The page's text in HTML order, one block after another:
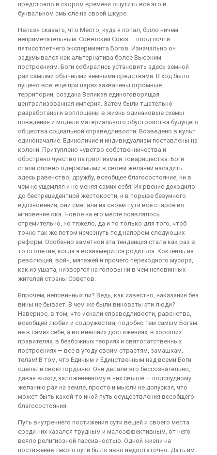
предстояло в скором времени ощутить все это в
буквальном смысле на своей шкуре.
Нельзя сказать, что Место, куда я попал, было ничем
непримечательным. Советский Союз — плод почти
пятисотлетнего эксперимента Богов. Изначально он
задумывался как альтернатива более Высоким
построениям. Боги собирались установить здесь земной
рай самыми обычными земными средствами. В ход было
пущено все: еще при царях захвачены огромные
территории, создана Великая единоговорящая
централизованная империя. Затем были тщательно
разработаны и воплощены в жизнь одинаковые схемы
поведения и модели материального обустройства будущего
общества социальной справедливости. Возведено в культ
единоначалие. Единоличие и индивидуализм поставлены на
колени. Притуплено чувство собственничества и
обострено чувство патриотизма и товарищества. Боги
стали словно одержимыми в своем желании насадить
здесь равенство, дружбу, всеобщее благосостояние, ни в
чем не ущемляя и не меняя самих себя! Их рвение доходило
до беспрецедентной жестокости, и в порыве безумного
вдохновения, они сметали на своем пути все старое во
мгновение ока. Новое на его месте появлялось
стремительно, но тяжело, да и то только для того, чтоб
точно так же потом исчезнуть под напором следующих
реформ. Особенно заметной эта тенденция стала как раз в
то столетие, когда я вознамерился родиться. Коктейль из
революций, войн, мятежей и прочего переходного мусора,
как из ушата, низвергся на головы ни в чем неповинных
жителей страны Советов.
Впрочем, неповинных ли? Ведь, как известно, наказания без
вины не бывает. В чем же были виноваты эти люди?
Наверное, в том, что искали справедливости, равенства,
всеобщей любви и содружества, подобно тем самым Богам:
не в самих себе, а во внешних достижениях, в хороших
правителях, в безбожных теориях и святотатственных
построениях — все в угоду своим страстям, замашкам,
телам! В том, что Единым и Единственным над всеми Боги
сделали свою гордыню. Они делали это бессознательно,
давая выход заложененному в них свыше — подспудному
желанию рая на земле, просто и мысли не допуская, что
может быть какой-то иной путь осуществления всеобщего
благосостояния.
Путь внутреннего постижения сути вещей и своего места
среди них казался трудным и малоэффективным, от него
веяло религиозной пассивностью. Одной жизни на
постижение такого пути было явно недостаточно. Дать им